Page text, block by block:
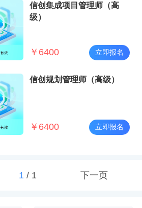
信创集成项目管理师（高
级）
￥ 6400 立即报名
信创规划管理师（高级）
￥ 6400 立即报名
1/ 1 下一页